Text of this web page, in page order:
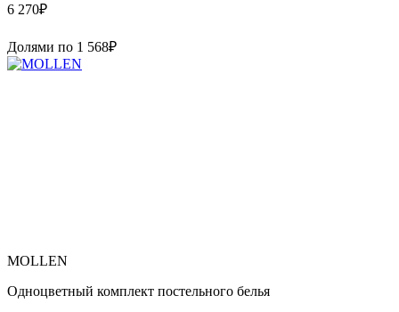
6 270₽
Долями по 1 568₽
MOLLEN
Одноцветный комплект постельного белья